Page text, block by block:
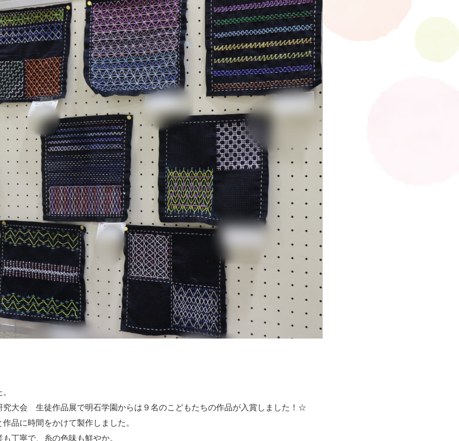
究大会 生徒作品展で明石学園からは９名のこどもたちの作品が入賞しました！☆
品に時間をかけて製作しました。
丁寧で、糸の色味も鮮やか。